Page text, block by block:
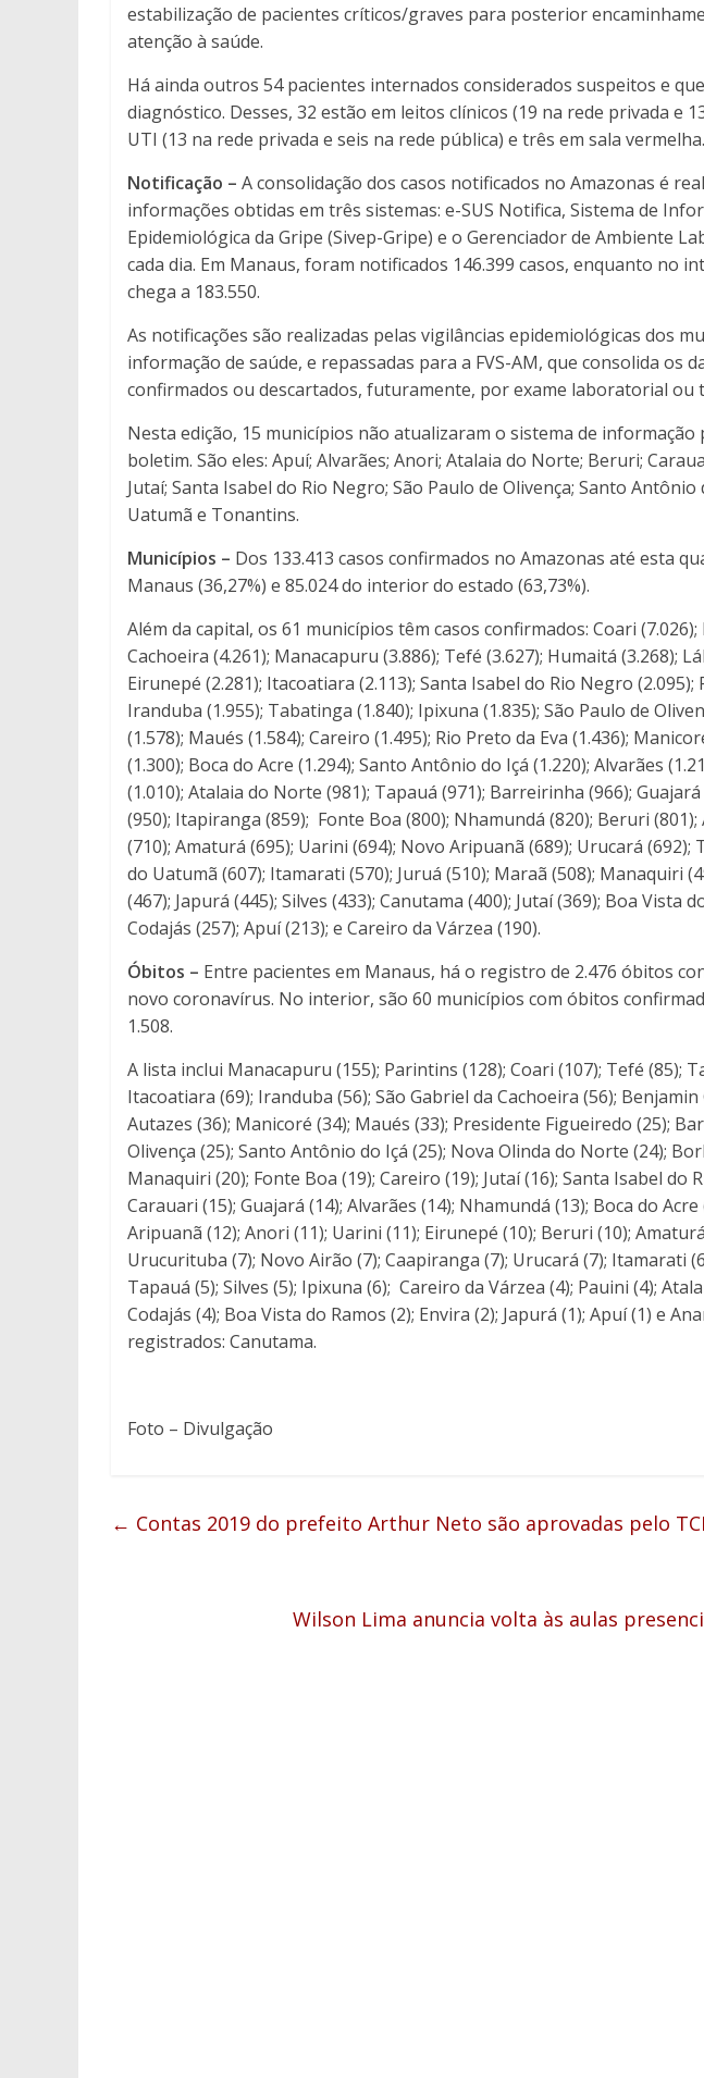
estabilização de pacientes críticos/graves para posterior
atenção à saúde.
Há ainda outros 54 pacientes internados considerados suspeitos e
diagnóstico. Desses, 32 estão em leitos clínicos (19 na rede privada e
UTI (13 na rede privada e seis na rede pública) e três em sala vermelha.
Notificação – A consolidação dos casos notificados no Amazonas é
informações obtidas em três sistemas: e-SUS Notifica, Sistema de
Epidemiológica da Gripe (Sivep-Gripe) e o Gerenciador de Ambiente
cada dia. Em Manaus, foram notificados 146.399 casos, enquanto no
chega a 183.550.
As notificações são realizadas pelas vigilâncias epidemiológicas dos
informação de saúde, e repassadas para a FVS-AM, que consolida os
confirmados ou descartados, futuramente, por exame laboratorial ou
Nesta edição, 15 municípios não atualizaram o sistema de informação
boletim. São eles: Apuí; Alvarães; Anori; Atalaia do Norte; Beruri;
Jutaí; Santa Isabel do Rio Negro; São Paulo de Olivença; Santo Antônio
Uatumã e Tonantins.
Municípios – Dos 133.413 casos confirmados no Amazonas até esta
Manaus (36,27%) e 85.024 do interior do estado (63,73%).
Além da capital, os 61 municípios têm casos confirmados: Coari
Cachoeira (4.261); Manacapuru (3.886); Tefé (3.627); Humaitá (3.268);
Eirunepé (2.281); Itacoatiara (2.113); Santa Isabel do Rio Negro
Iranduba (1.955); Tabatinga (1.840); Ipixuna (1.835); São Paulo de
(1.578); Maués (1.584); Careiro (1.495); Rio Preto da Eva (1.436);
(1.300); Boca do Acre (1.294); Santo Antônio do Içá (1.220); Alvarães
(1.010); Atalaia do Norte (981); Tapauá (971); Barreirinha (966);
(950); Itapiranga (859); Fonte Boa (800); Nhamundá (820); Beruri
(710); Amaturá (695); Uarini (694); Novo Aripuanã (689); Urucará (692);
do Uatumã (607); Itamarati (570); Juruá (510); Maraã (508); Manaquiri
(467); Japurá (445); Silves (433); Canutama (400); Jutaí (369); Boa Vista
Codajás (257); Apuí (213); e Careiro da Várzea (190).
Óbitos – Entre pacientes em Manaus, há o registro de 2.476 óbitos
novo coronavírus. No interior, são 60 municípios com óbitos
1.508.
A lista inclui Manacapuru (155); Parintins (128); Coari (107); Tefé (85);
Itacoatiara (69); Iranduba (56); São Gabriel da Cachoeira (56);
Autazes (36); Manicoré (34); Maués (33); Presidente Figueiredo (25);
Olivença (25); Santo Antônio do Içá (25); Nova Olinda do Norte (24);
Manaquiri (20); Fonte Boa (19); Careiro (19); Jutaí (16); Santa Isabel do
Carauari (15); Guajará (14); Alvarães (14); Nhamundá (13); Boca do
Aripuanã (12); Anori (11); Uarini (11); Eirunepé (10); Beruri (10);
Urucurituba (7); Novo Airão (7); Caapiranga (7); Urucará (7); Itamarati
Tapauá (5); Silves (5); Ipixuna (6); Careiro da Várzea (4); Pauini (4);
Codajás (4); Boa Vista do Ramos (2); Envira (2); Japurá (1); Apuí (1) e
registrados: Canutama.
Foto – Divulgação
← Contas 2019 do prefeito Arthur Neto são aprovadas pelo
Wilson Lima anuncia volta às aulas